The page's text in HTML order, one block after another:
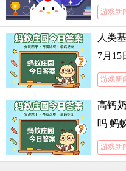
3日答
游戏新
人类
7月15
游戏新
高钙
吗 蚂
游戏新